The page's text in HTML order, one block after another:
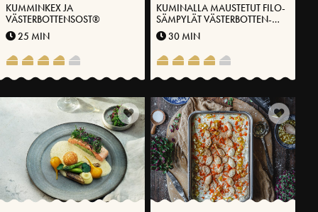
KUMMINKEX JA
VÄSTERBOTTENSOST®
25 MIN
KUMINALLA MAUSTETUT FILO-
SÄMPYLÄT VÄSTERBOTTEN-
JUUSTOLLA® JA HERUKOILLA
30 MIN